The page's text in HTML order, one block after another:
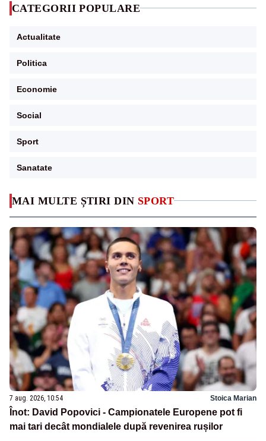
MAI MULTE ȘTIRI DIN SPORT
7 aug. 2026, 10:54 Stoica Marian
Înot: David Popovici - Campionatele Europene pot fi
mai tari decât mondialele după revenirea rușilor
CATEGORII POPULARE
Actualitate
Politica
Economie
Social
Sport
Sanatate